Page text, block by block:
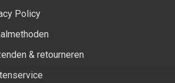
Policy
& retourneren